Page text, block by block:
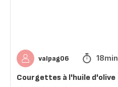
valpag06 18min
Courgettes à l'huile d'olive